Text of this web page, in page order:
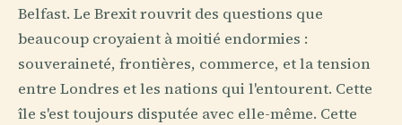
Belfast. Le Brexit rouvrit des questions que
beaucoup croyaient à moitié endormies :
souveraineté, frontières, commerce, et la tension
entre Londres et les nations qui l'entourent. Cette
île s'est toujours disputée avec elle-même. Cette